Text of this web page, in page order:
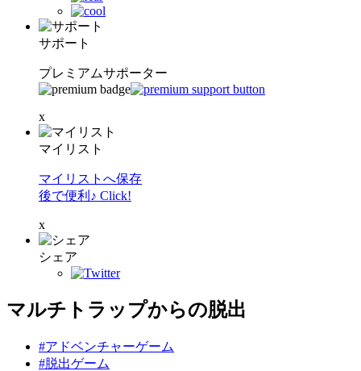
サポート
プレミアムサポーター
x
マイリスト
マイリストへ保存
後で便利♪ Click!
x
シェア
マルチトラップからの脱出
#アドベンチャーゲーム
#脱出ゲーム